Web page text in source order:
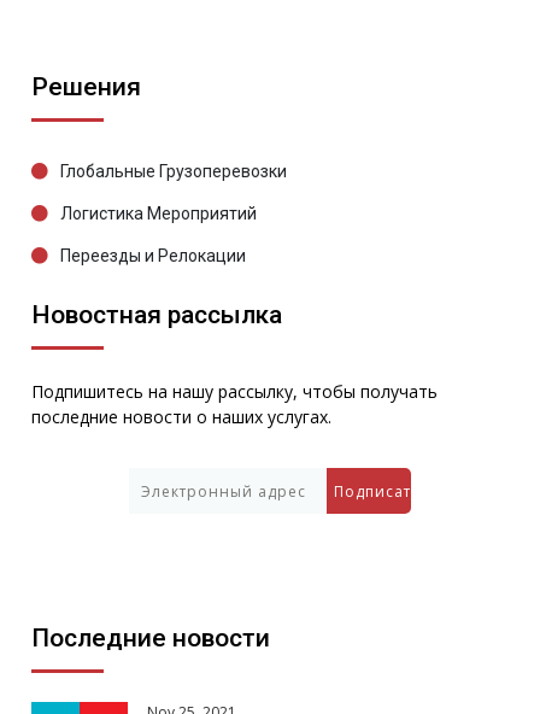
Решения
Глобальные Грузоперевозки
Логистика Мероприятий
Переезды и Релокации
Новостная рассылка
Подпишитесь на нашу рассылку, чтобы получать
последние новости о наших услугах.
Последние новости